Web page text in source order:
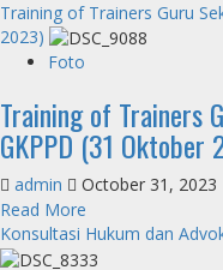
Training of Trainers Guru
2023)
Foto
Training of Trainers
GKPPD (31 Oktober
admin
October 31, 2023
Read More
more
about
Konsultasi Hukum dan